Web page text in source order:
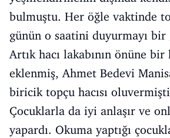
bulmuştu. Her öğle vaktinde
günün o saatini duyurmayı bir
Artık hacı lakabının önüne
eklenmiş, Ahmet Bedevi
biricik topçu hacısı
Çocuklarla da iyi anlaşır ve
yapardı. Okuma yaptığı